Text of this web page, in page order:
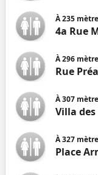
À235
4a Rue
À296
Rue
À307
Villa
À327
Place